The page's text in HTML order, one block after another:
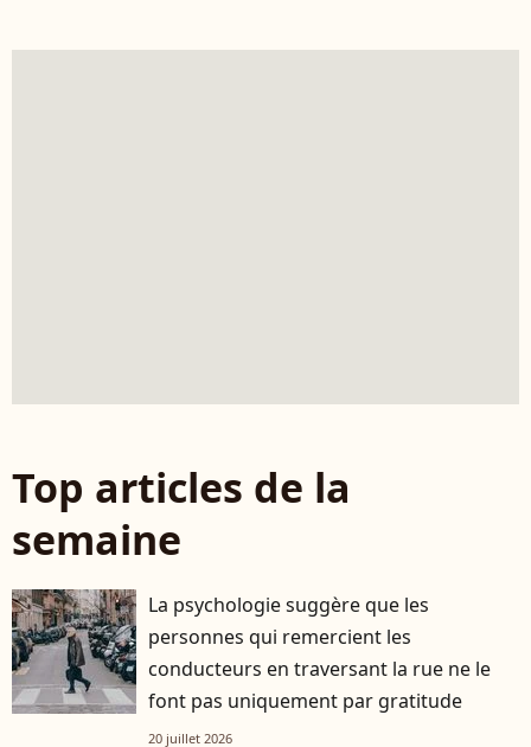
Top articles de la
semaine
La psychologie suggère que les
personnes qui remercient les
conducteurs en traversant la rue ne le
font pas uniquement par gratitude
20 juillet 2026